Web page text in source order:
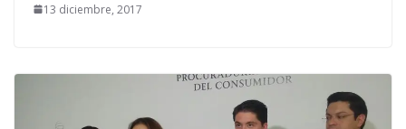
13 diciembre, 2017